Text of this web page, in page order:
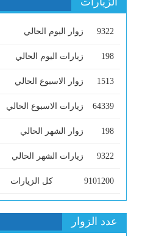
9322 زوار اليوم الحالي
198 زيارات اليوم الحالي
1513 زوار الاسبوع الحالي
64339 زيارات الاسبوع الحالي
198 زوار الشهر الحالي
9322 زيارات الشهر الحالي
9101200 كل الزيارات
عدد الزوار